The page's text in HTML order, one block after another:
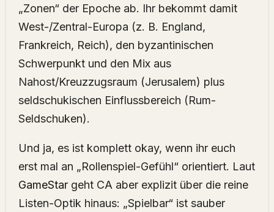
„Zonen“ der Epoche ab. Ihr bekommt damit
West-/Zentral-Europa (z. B. England,
Frankreich, Reich), den byzantinischen
Schwerpunkt und den Mix aus
Nahost/Kreuzzugsraum (Jerusalem) plus
seldschukischen Einflussbereich (Rum-
Seldschuken).
Und ja, es ist komplett okay, wenn ihr euch
erst mal an „Rollenspiel-Gefühl“ orientiert. Laut
GameStargeht CA aber explizit über die reine
Listen-Optik hinaus: „Spielbar“ ist sauber